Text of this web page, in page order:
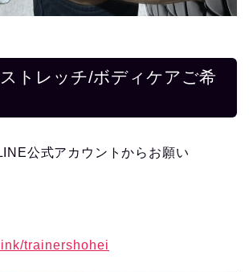
トレッチ/ボディケアご希
公式アカウントからお願い
trainershohei